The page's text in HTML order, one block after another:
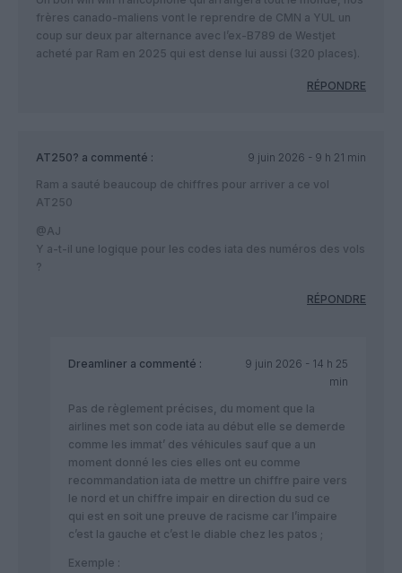
frères canado-maliens vont le reprendre de CMN a YUL un
coup sur deux par alternance avec l’ex-B789 de Westjet
acheté par Ram en 2025 qui est dense lui aussi (320 places).
RÉPONDRE
AT250? a commenté :
9 juin 2026 - 9 h 21 min
Ram a sauté beaucoup de chiffres pour arriver a ce vol
AT250
@AJ
Y a-t-il une logique pour les codes iata des numéros des vols
?
RÉPONDRE
Dreamliner a commenté :
9 juin 2026 - 14 h 25
min
Pas de règlement précises, du moment que la
airlines met son code iata au début elle se demerde
comme les immat’ des véhicules sauf que a un
moment donné les cies elles ont eu comme
recommandation iata de mettre un chiffre paire vers
le nord et un chiffre impair en direction du sud ce
qui est en soit une preuve de racisme car l’impaire
c’est la gauche et c’est le diable chez les patos ;
Exemple :